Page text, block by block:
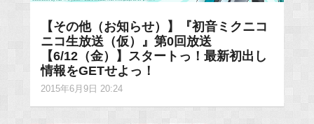
【その他（お知らせ）】『初音ミクニコ
ニコ生放送（仮）』第0回放送
【6/12（金）】スタートっ！最新初出し
情報をGETせよっ！
2015年6月9日 20:24